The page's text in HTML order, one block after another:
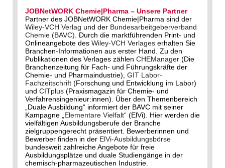
JOBNetWORK Chemie|Pharma – Unsere Partner
Partner des JOBNetWORK Chemie|Pharma sind der
Wiley-VCH Verlag und der Bundesarbeitgeberverband
Chemie (BAVC). Durch die marktführenden Print- und
Onlineangebote des Wiley-VCH Verlages erhalten Sie
Branchen-Informationen aus erster Hand. Zu den
Publikationen des Verlages zählen CHEManager (Die
Branchenzeitung für Fach- und Führungskräfte der
Chemie- und Pharmaindustrie), GIT Labor-
Fachzeitschrift (Forschung und Entwicklung im Labor)
und CITplus (Praxismagazin für Chemie- und
Verfahrensingenieur:innen). Über den Themenbereich
„Duale Ausbildung“ informiert der BAVC mit seiner
Kampagne „Elementare Vielfalt“ (ElVi). Hier werden die
vielfältigen Ausbildungsberufe der Branche
zielgruppengerecht präsentiert. Bewerberinnen und
Bewerber finden in der ElVi-Ausbildungsbörse
bundesweit zahlreiche Angebote für freie
Ausbildungsplätze und duale Studiengänge in der
chemisch-pharmazeutischen Industrie.